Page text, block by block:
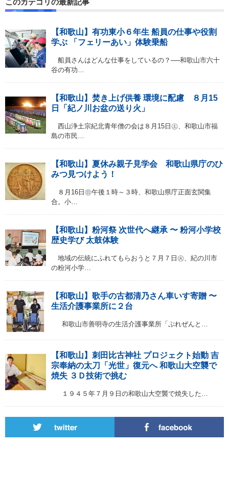
【和歌山】有功東小６年生 船員の仕事や役割
学ぶ 「フェリーあい」体験乗船
船員さんはどんな仕事をしているの？──和歌山市六十
谷の有功…
【和歌山】焚き上げ供養 環境に配慮 ８月15
日「紀ノ川お盆の送り火」
西山浄土宗紀北青年僧の会は８月15日㊏、和歌山市福
島の市民…
【和歌山】夏休み親子見学会 和歌山県庁のひ
みつ見つけよう！
８月16日㊐午後１時～３時、和歌山県庁正面玄関集
合。小…
【和歌山】粉河祭 次世代へ継承 〜 粉河小学校
歴史学び 太鼓体験
地域の伝統にふれてもらおうと７月７日㊋、紀の川市
の粉河小学…
【和歌山】歌手の古都清乃さん車いす寄贈 〜
生活介護事業所に２台
和歌山市善明寺の生活介護事業所「ぷれぜんと…
【和歌山】刺田比古神社 プロジェクト始動 吉
宗奉納の太刀「光世」復元へ 和歌山大空襲で
焼失 ３Ｄ技術で挑む
１９４５年７月９日の和歌山大空襲で焼失した…